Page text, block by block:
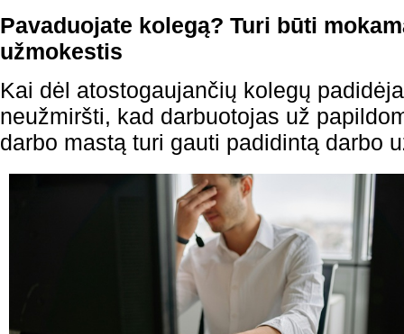
Pavaduojate kolegą? Turi būti
užmokestis
Kai dėl atostogaujančių kolegų
neužmiršti, kad darbuotojas už
darbo mastą turi gauti padidintą darbo